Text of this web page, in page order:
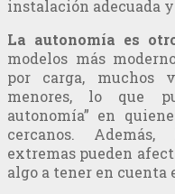
instalación adecuada
La autonomía es
modelos más
por carga, muchos
menores, lo que
autonomía” en
cercanos.
extremas pueden
algo a tener en cuenta